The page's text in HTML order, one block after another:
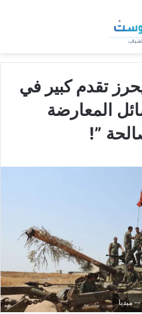
تقدم كبير في
المعارضة
”!
ميديا